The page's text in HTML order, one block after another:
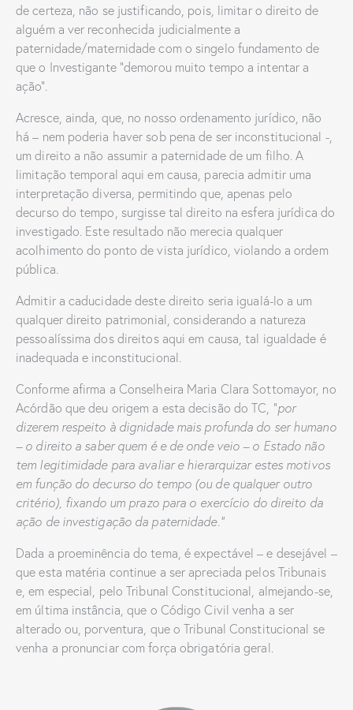
de certeza, não se justificando, pois, limitar o direito de
alguém a ver reconhecida judicialmente a
paternidade/maternidade com o singelo fundamento de
que o Investigante “demorou muito tempo a intentar a
ação”.
Acresce, ainda, que, no nosso ordenamento jurídico, não
há – nem poderia haver sob pena de ser inconstitucional -,
um direito a não assumir a paternidade de um filho. A
limitação temporal aqui em causa, parecia admitir uma
interpretação diversa, permitindo que, apenas pelo
decurso do tempo, surgisse tal direito na esfera jurídica do
investigado. Este resultado não merecia qualquer
acolhimento do ponto de vista jurídico, violando a ordem
pública.
Admitir a caducidade deste direito seria igualá-lo a um
qualquer direito patrimonial, considerando a natureza
pessoalíssima dos direitos aqui em causa, tal igualdade é
inadequada e inconstitucional.
Conforme afirma a Conselheira Maria Clara Sottomayor, no
Acórdão que deu origem a esta decisão do TC, “por
dizerem respeito à dignidade mais profunda do ser humano
– o direito a saber quem é e de onde veio – o Estado não
tem legitimidade para avaliar e hierarquizar estes motivos
em função do decurso do tempo (ou de qualquer outro
critério), fixando um prazo para o exercício do direito da
ação de investigação da paternidade.”
Dada a proeminência do tema, é expectável – e desejável –
que esta matéria continue a ser apreciada pelos Tribunais
e, em especial, pelo Tribunal Constitucional, almejando-se,
em última instância, que o Código Civil venha a ser
alterado ou, porventura, que o Tribunal Constitucional se
venha a pronunciar com força obrigatória geral.